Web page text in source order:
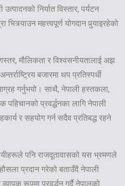
निर्यात विस्तार, पर्यटन
महत्त्वपूर्ण योगदान पुर्‍याइरहेको
मौलिकता र विश्वसनीयतालाई अझ
बजारमा थप प्रतिस्पर्धी
गर्नुभयो। साथै, नेपाली हस्तकला,
प्रवर्द्धनका लागि नेपाली
र सहयोग गर्न सदैव प्रतिबद्ध रहने
पनि राजदूतावासको यस भ्रमणले
प्रदान गरेको बताउँदै नेपाली
रूपमा प्रवर्द्धन गर्दै नेपालको